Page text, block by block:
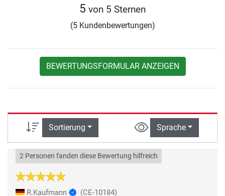
5 von 5 Sternen
(5 Kundenbewertungen)
BEWERTUNGSFORMULAR ANZEIGEN
Sortierung Sprache
2 Personen fanden diese Bewertung hilfreich
R.Kaufmann (CE-10184)